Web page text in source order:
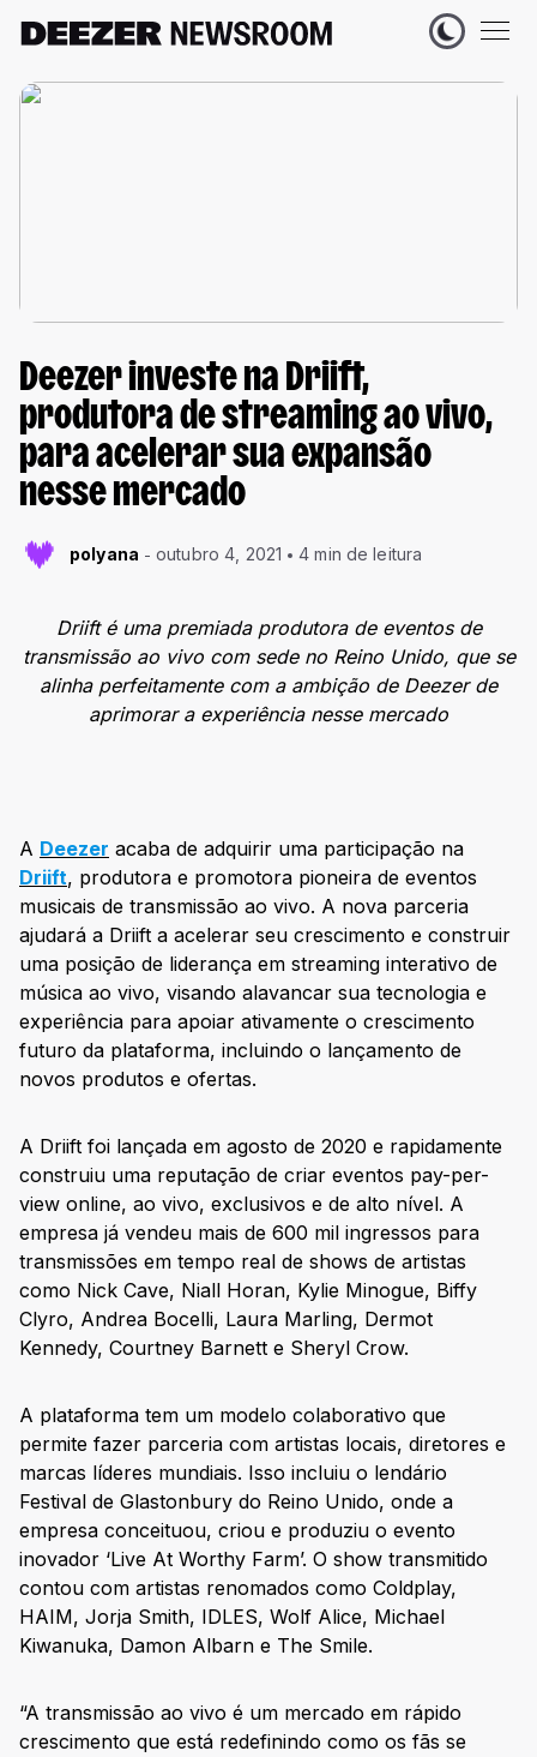
Deezer investe na Driift,
produtora de streaming ao vivo,
para acelerar sua expansão
nesse mercado
polyana outubro 4, 2021 4 min de leitura
Driift é uma premiada produtora de eventos de
transmissão ao vivo com sede no Reino Unido, que se
alinha perfeitamente com a ambição de Deezer de
aprimorar a experiência nesse mercado
A Deezer acaba de adquirir uma participação na
Driift, produtora e promotora pioneira de eventos
musicais de transmissão ao vivo. A nova parceria
ajudará a Driift a acelerar seu crescimento e construir
uma posição de liderança em streaming interativo de
música ao vivo, visando alavancar sua tecnologia e
experiência para apoiar ativamente o crescimento
futuro da plataforma, incluindo o lançamento de
novos produtos e ofertas.
A Driift foi lançada em agosto de 2020 e rapidamente
construiu uma reputação de criar eventos pay-per-
view online, ao vivo, exclusivos e de alto nível. A
empresa já vendeu mais de 600 mil ingressos para
transmissões em tempo real de shows de artistas
como Nick Cave, Niall Horan, Kylie Minogue, Biffy
Clyro, Andrea Bocelli, Laura Marling, Dermot
Kennedy, Courtney Barnett e Sheryl Crow.
A plataforma tem um modelo colaborativo que
permite fazer parceria com artistas locais, diretores e
marcas líderes mundiais. Isso incluiu o lendário
Festival de Glastonbury do Reino Unido, onde a
empresa conceituou, criou e produziu o evento
inovador ‘Live At Worthy Farm’. O show transmitido
contou com artistas renomados como Coldplay,
HAIM, Jorja Smith, IDLES, Wolf Alice, Michael
Kiwanuka, Damon Albarn e The Smile.
“A transmissão ao vivo é um mercado em rápido
crescimento que está redefinindo como os fãs se